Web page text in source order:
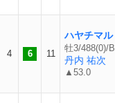
4 6 11
ハヤチマル
牡3/488(0)/B
丹内 祐次
▲53.0